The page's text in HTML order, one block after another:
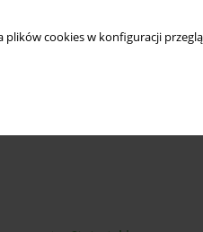
cookies w konfiguracji
Statystyki